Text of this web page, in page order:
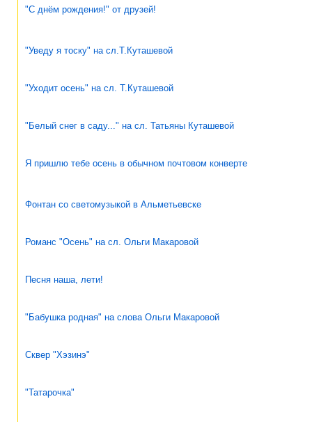
"С днём рождения!" от друзей!
"Уведу я тоску" на сл.Т.Куташевой
"Уходит осень" на сл. Т.Куташевой
"Белый снег в саду..." на сл. Татьяны Куташевой
Я пришлю тебе осень в обычном почтовом конверте
Фонтан со светомузыкой в Альметьевске
Романс "Осень" на сл. Ольги Макаровой
Песня наша, лети!
"Бабушка родная" на слова Ольги Макаровой
Сквер "Хэзинэ"
"Татарочка"